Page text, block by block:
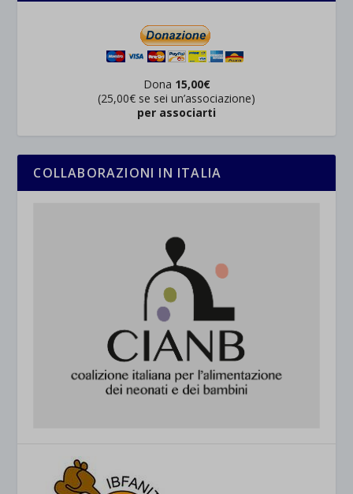
Dona 15,00€
(25,00€ se sei un’associazione)
per associarti
COLLABORAZIONI IN ITALIA